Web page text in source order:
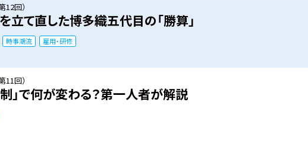
12回）
立て直した博多織五代目の「勝算」
時事潮流 雇用・研修
11回）
」で何が変わる？第一人者が解説